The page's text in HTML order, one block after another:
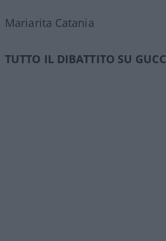
Mariarita Catania
TUTTO IL DIBATTITO SU